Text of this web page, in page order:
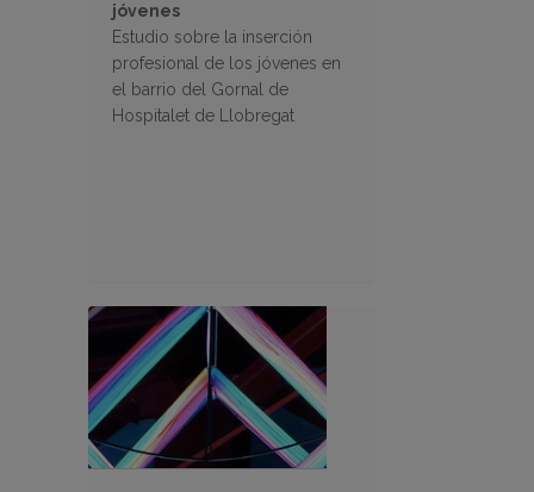
jóvenes
Estudio sobre la inserción
profesional de los jóvenes en
el barrio del Gornal de
Hospitalet de Llobregat